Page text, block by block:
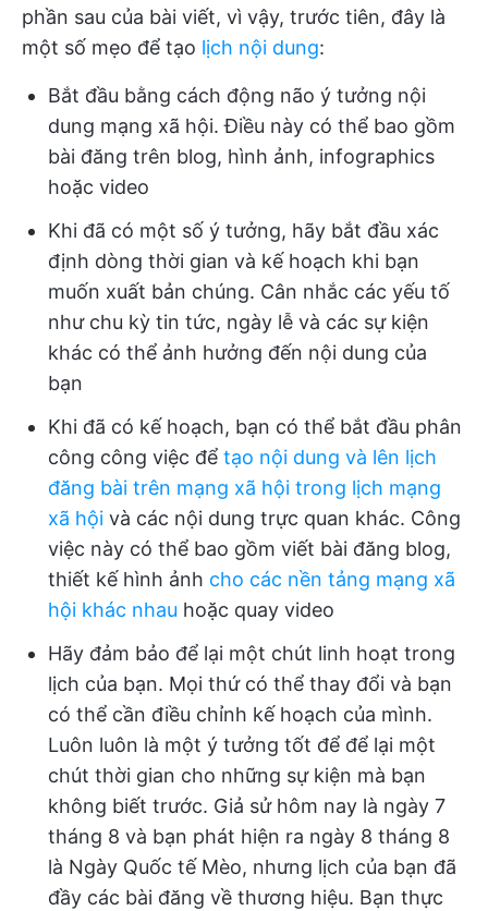
phần sau của bài viết, vì vậy, trước tiên, đây là
một số mẹo để tạo lịch nội dung:
Bắt đầu bằng cách động não ý tưởng nội
dung mạng xã hội. Điều này có thể bao gồm
bài đăng trên blog, hình ảnh, infographics
hoặc video
Khi đã có một số ý tưởng, hãy bắt đầu xác
định dòng thời gian và kế hoạch khi bạn
muốn xuất bản chúng. Cân nhắc các yếu tố
như chu kỳ tin tức, ngày lễ và các sự kiện
khác có thể ảnh hưởng đến nội dung của
bạn
Khi đã có kế hoạch, bạn có thể bắt đầu phân
công công việc để tạo nội dung và lên lịch
đăng bài trên mạng xã hội trong lịch mạng
xã hội và các nội dung trực quan khác. Công
việc này có thể bao gồm viết bài đăng blog,
thiết kế hình ảnh cho các nền tảng mạng xã
hội khác nhau hoặc quay video
Hãy đảm bảo để lại một chút linh hoạt trong
lịch của bạn. Mọi thứ có thể thay đổi và bạn
có thể cần điều chỉnh kế hoạch của mình.
Luôn luôn là một ý tưởng tốt để để lại một
chút thời gian cho những sự kiện mà bạn
không biết trước. Giả sử hôm nay là ngày 7
tháng 8 và bạn phát hiện ra ngày 8 tháng 8
là Ngày Quốc tế Mèo, nhưng lịch của bạn đã
đầy các bài đăng về thương hiệu. Bạn thực